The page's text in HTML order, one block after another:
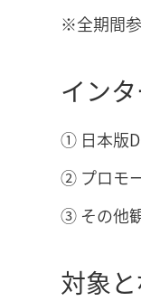
※全期間
イン
① 日本版
② プロモ
③ その他
対象